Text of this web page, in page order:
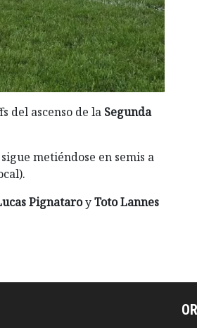
del ascenso de la Segunda
metiéndose en semis a
PignataroyToto Lannes